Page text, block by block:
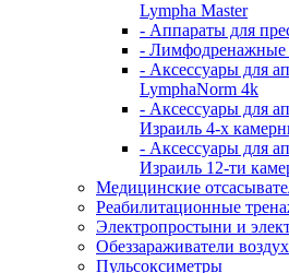
Lympha Master
- Аппараты для
- Лимфодренажные
- Аксессуары для
LymphaNorm 4k
- Аксессуары для
Израиль 4-х
- Аксессуары для
Израиль 12-ти
Медицинские
Реабилитационные
Электропростыни и
Обеззараживатели
Пульсоксиметры